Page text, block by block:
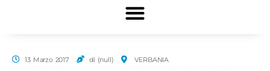
13 Marzo 2017 di (null) VERBANIA